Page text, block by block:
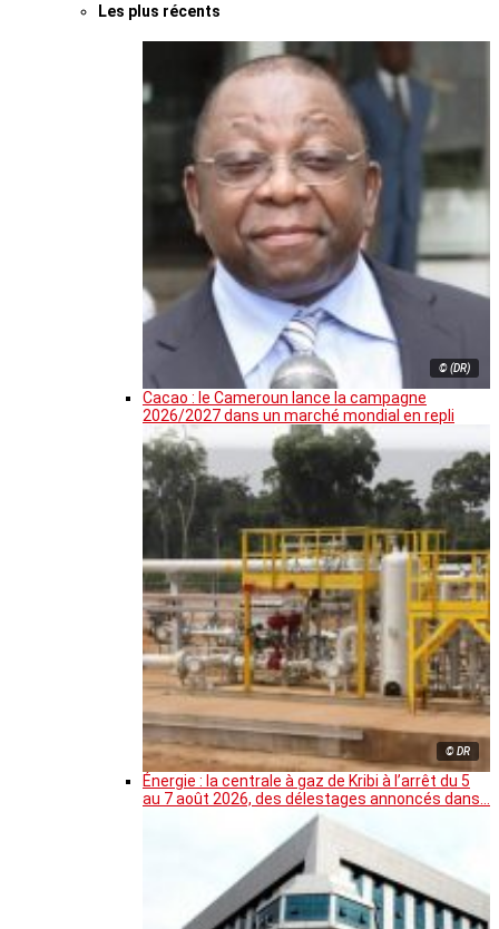
Les plus récents
© (DR)
Cacao : le Cameroun lance la campagne
2026/2027 dans un marché mondial en repli
© DR
Énergie : la centrale à gaz de Kribi à l’arrêt du 5
au 7 août 2026, des délestages annoncés dans…